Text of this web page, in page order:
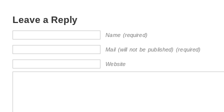
Leave a Reply
Name (required)
Mail (will not be published) (required)
Website